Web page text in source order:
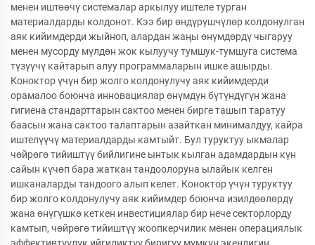
менен иштөөчү системалар аркылуу иштеле турган
материалдарды колдонот. Кээ бир өндүрүшчүлөр колдонулган
аяк кийимдерди жыйноп, алардан жаңы өнүмдөрдү чыгаруу
менен мусорду мүлдөн жок кылуучу тумшук-тумшуга система
түзүүчү кайтарып алуу программаларын ишке ашырды.
Коноктор үчүн бир жолго колдонулучу аяк кийимдерди
орамалоо боюнча инновациялар өнүмдүн бүтүндүгүн жана
гигиена стандарттарын сактоо менен бирге ташып таратуу
баасын жана сактоо талаптарын азайткан минималдуу, кайра
иштелүүчү материалдарды камтыйт. Бул туруктуу ыкмалар
чөйрөгө тийиштүү бийлигине ынтык кылган адамдардын күн
сайын күчөп бара жаткан тандоолоруна ылайык келген
ишканаларды тандоого алып келет. Коноктор үчүн туруктуу
бир жолго колдонулучу аяк кийимдер боюнча изилдөөлөрдү
жана өнүгүшкө кеткен инвестициялар бир нече секторлорду
камтып, чөйрөгө тийиштүү жоопкерчилик менен операциялык